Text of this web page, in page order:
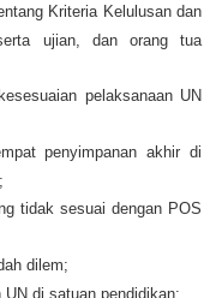
Kriteria Kelulusan dan
ujian, dan orang tua
pelaksanaan UN
penyimpanan akhir di
tidak sesuai dengan POS
dilem;
di satuan pendidikan;